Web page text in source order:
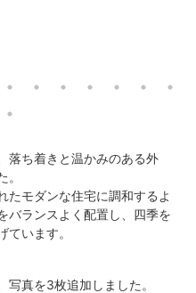
落ち着きと温かみのある外
たモダンな住宅に調和するよ
バランスよく配置し、四季を
います。
真を3枚追加しました。